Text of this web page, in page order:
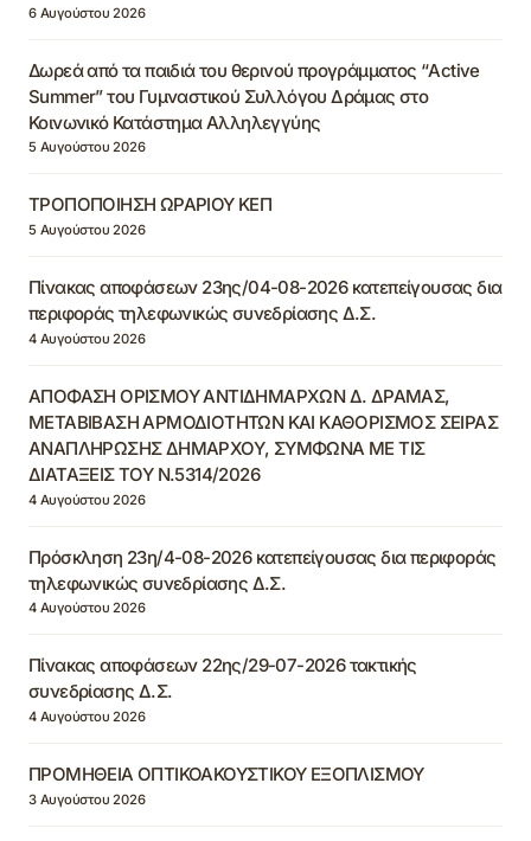
6 Αυγούστου 2026
Δωρεά από τα παιδιά του θερινού προγράμματος “Active
Summer” του Γυμναστικού Συλλόγου Δράμας στο
Κοινωνικό Κατάστημα Αλληλεγγύης
5 Αυγούστου 2026
ΤΡΟΠΟΠΟΙΗΣΗ ΩΡΑΡΙΟΥ ΚΕΠ
5 Αυγούστου 2026
Πίνακας αποφάσεων 23ης/04-08-2026 κατεπείγουσας δια
περιφοράς τηλεφωνικώς συνεδρίασης Δ.Σ.
4 Αυγούστου 2026
ΑΠΟΦΑΣΗ ΟΡΙΣΜΟΥ ΑΝΤΙΔΗΜΑΡΧΩΝ Δ. ΔΡΑΜΑΣ,
ΜΕΤΑΒΙΒΑΣΗ ΑΡΜΟΔΙΟΤΗΤΩΝ ΚΑΙ ΚΑΘΟΡΙΣΜΟΣ ΣΕΙΡΑΣ
ΑΝΑΠΛΗΡΩΣΗΣ ΔΗΜΑΡΧΟΥ, ΣΥΜΦΩΝΑ ΜΕ ΤΙΣ
ΔΙΑΤΑΞΕΙΣ ΤΟΥ Ν.5314/2026
4 Αυγούστου 2026
Πρόσκληση 23η/4-08-2026 κατεπείγουσας δια περιφοράς
τηλεφωνικώς συνεδρίασης Δ.Σ.
4 Αυγούστου 2026
Πίνακας αποφάσεων 22ης/29-07-2026 τακτικής
συνεδρίασης Δ.Σ.
4 Αυγούστου 2026
ΠΡΟΜΗΘΕΙΑ ΟΠΤΙΚΟΑΚΟΥΣΤΙΚΟΥ ΕΞΟΠΛΙΣΜΟΥ
3 Αυγούστου 2026